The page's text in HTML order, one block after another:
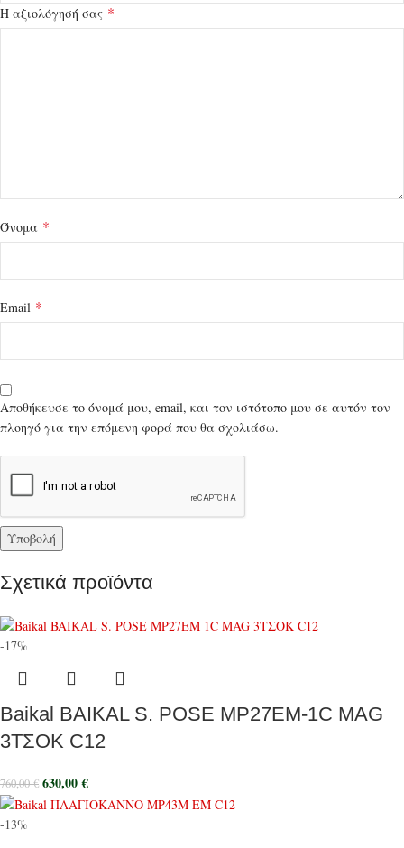
Η αξιολόγησή σας *
Όνομα *
Email *
Αποθήκευσε το όνομά μου, email, και τον ιστότοπο μου σε αυτόν τον
πλοηγό για την επόμενη φορά που θα σχολιάσω.
Σχετικά προϊόντα
-17%
Baikal BAIKAL S. POSE MP27EM-1C MAG
3ΤΣΟΚ C12
760,00€ 630,00€
-13%